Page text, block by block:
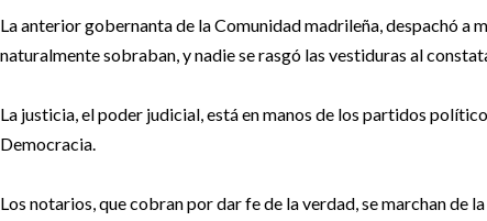
La anterior gobernanta de la Comunidad madrileña, despachó a
naturalmente sobraban, y nadie se rasgó las vestiduras al
La justicia, el poder judicial, está en manos de los partidos
Democracia.
Los notarios, que cobran por dar fe de la verdad, se marchan de